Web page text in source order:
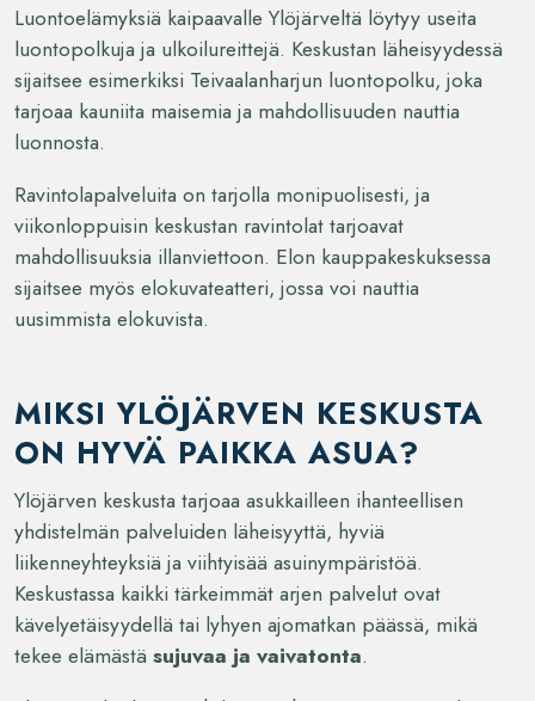
Luontoelämyksiä kaipaavalle Ylöjärveltä löytyy useita
luontopolkuja ja ulkoilureittejä. Keskustan läheisyydessä
sijaitsee esimerkiksi Teivaalanharjun luontopolku, joka
tarjoaa kauniita maisemia ja mahdollisuuden nauttia
luonnosta.
Ravintolapalveluita on tarjolla monipuolisesti, ja
viikonloppuisin keskustan ravintolat tarjoavat
mahdollisuuksia illanviettoon. Elon kauppakeskuksessa
sijaitsee myös elokuvateatteri, jossa voi nauttia
uusimmista elokuvista.
MIKSI YLÖJÄRVEN KESKUSTA
ON HYVÄ PAIKKA ASUA?
Ylöjärven keskusta tarjoaa asukkailleen ihanteellisen
yhdistelmän palveluiden läheisyyttä, hyviä
liikenneyhteyksiä ja viihtyisää asuinympäristöä.
Keskustassa kaikki tärkeimmät arjen palvelut ovat
kävelyetäisyydellä tai lyhyen ajomatkan päässä, mikä
tekee elämästä sujuvaa ja vaivatonta.